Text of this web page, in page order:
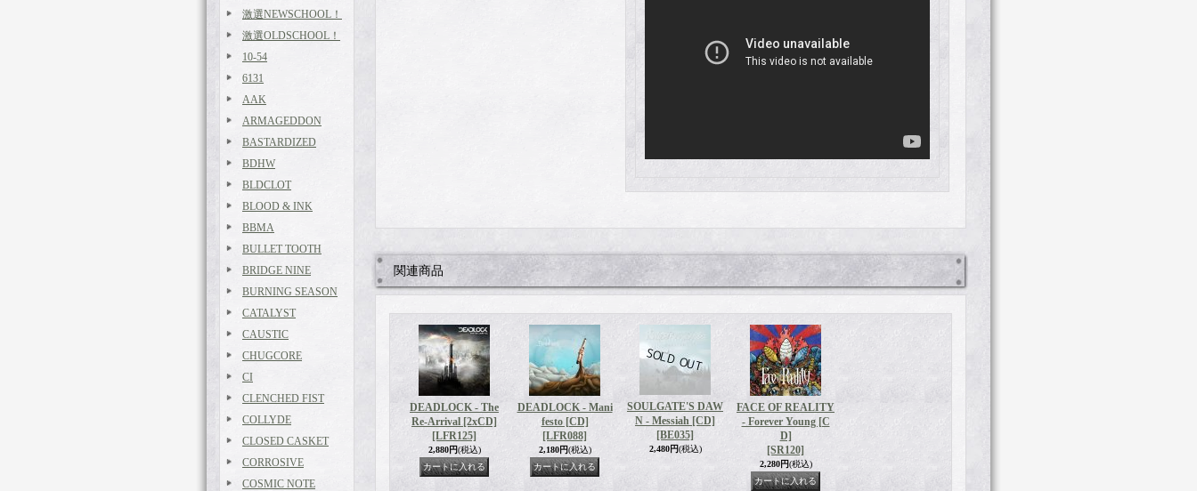
激選NEWSCHOOL！
激選OLDSCHOOL！
10-54
6131
AAK
ARMAGEDDON
BASTARDIZED
BDHW
BLDCLOT
BLOOD & INK
BBMA
BULLET TOOTH
BRIDGE NINE
BURNING SEASON
CATALYST
CAUSTIC
CHUGCORE
CI
CLENCHED FIST
COLLYDE
CLOSED CASKET
CORROSIVE
COSMIC NOTE
関連商品
DEADLOCK - The
Re-Arrival [2xCD]
[LFR125]
2,880円(税込)
DEADLOCK - Mani
festo [CD]
[LFR088]
2,180円(税込)
SOULGATE'S DAW
N - Messiah [CD]
[BE035]
2,480円(税込)
FACE OF REALITY
- Forever Young [C
D]
[SR120]
2,280円(税込)